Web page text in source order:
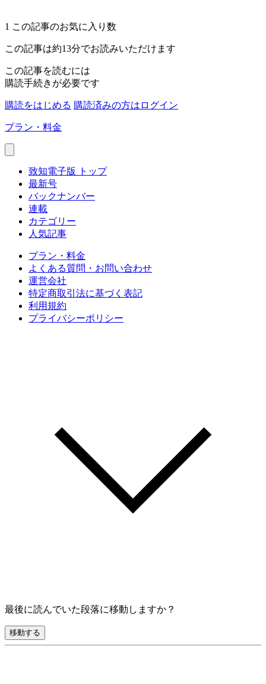
1 この記事のお気に入り数
この記事は約13分でお読みいただけます
この記事を読むには
購読手続きが必要です
購読をはじめる 購読済みの方はログイン
プラン・料金
致知電子版 トップ
最新号
バックナンバー
連載
カテゴリー
人気記事
プラン・料金
よくある質問・お問い合わせ
運営会社
特定商取引法に基づく表記
利用規約
プライバシーポリシー
最後に読んでいた段落に移動しますか？
移動する